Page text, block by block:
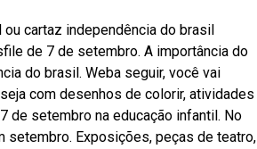
cartaz independência do brasil
de 7 de setembro. A importância do
do brasil. Weba seguir, você vai
com desenhos de colorir, atividades
de setembro na educação infantil. No
setembro. Exposições, peças de teatro,